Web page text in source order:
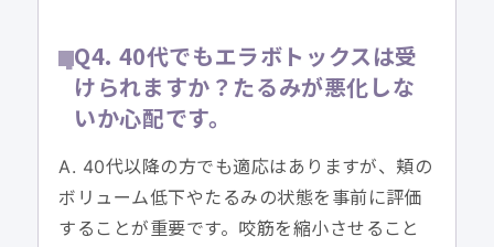
Q4. 40代でもエラボトックスは受
けられますか？たるみが悪化しな
いか心配です。
A. 40代以降の方でも適応はありますが、頬の
ボリューム低下やたるみの状態を事前に評価
することが重要です。咬筋を縮小させること